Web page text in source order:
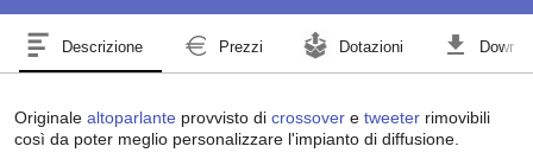
Descrizione Prezzi Dotazioni
Originale altoparlante provvisto di crossover e tweeter rimovibili
così da poter meglio personalizzare l'impianto di diffusione.